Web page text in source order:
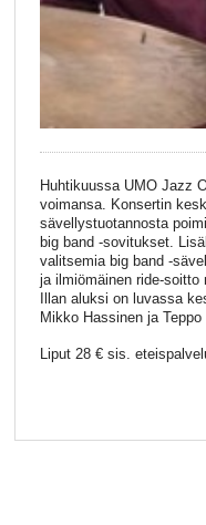
Huhtikuussa UMO Jazz
voimansa. Konsertin
sävellystuotannosta
big band -sovitukset.
valitsemia big band -
ja ilmiömäinen ride-soitto
Illan aluksi on luvassa
Mikko Hassinen ja
Liput 28 € sis.